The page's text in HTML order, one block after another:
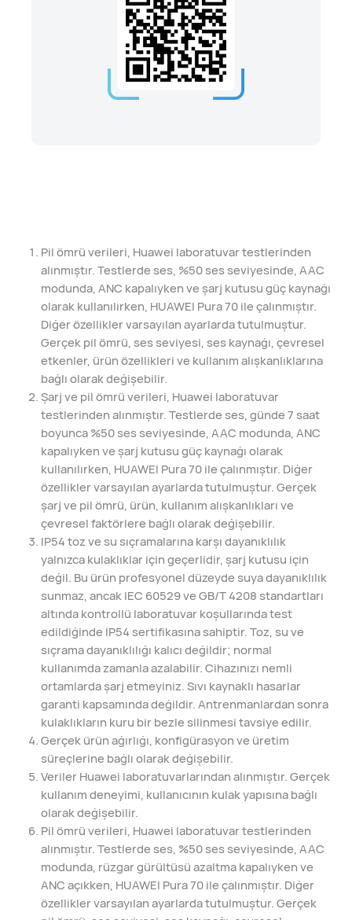
Pil ömrü verileri, Huawei laboratuvar testlerinden
alınmıştır. Testlerde ses, %50 ses seviyesinde, AAC
modunda, ANC kapalıyken ve şarj kutusu güç kaynağı
olarak kullanılırken, HUAWEI Pura 70 ile çalınmıştır.
Diğer özellikler varsayılan ayarlarda tutulmuştur.
Gerçek pil ömrü, ses seviyesi, ses kaynağı, çevresel
etkenler, ürün özellikleri ve kullanım alışkanlıklarına
bağlı olarak değişebilir.
Şarj ve pil ömrü verileri, Huawei laboratuvar
testlerinden alınmıştır. Testlerde ses, günde 7 saat
boyunca %50 ses seviyesinde, AAC modunda, ANC
kapalıyken ve şarj kutusu güç kaynağı olarak
kullanılırken, HUAWEI Pura 70 ile çalınmıştır. Diğer
özellikler varsayılan ayarlarda tutulmuştur. Gerçek
şarj ve pil ömrü, ürün, kullanım alışkanlıkları ve
çevresel faktörlere bağlı olarak değişebilir.
IP54 toz ve su sıçramalarına karşı dayanıklılık
yalnızca kulaklıklar için geçerlidir, şarj kutusu için
değil. Bu ürün profesyonel düzeyde suya dayanıklılık
sunmaz, ancak IEC 60529 ve GB/T 4208 standartları
altında kontrollü laboratuvar koşullarında test
edildiğinde IP54 sertifikasına sahiptir. Toz, su ve
sıçrama dayanıklılığı kalıcı değildir; normal
kullanımda zamanla azalabilir. Cihazınızı nemli
ortamlarda şarj etmeyiniz. Sıvı kaynaklı hasarlar
garanti kapsamında değildir. Antrenmanlardan sonra
kulaklıkların kuru bir bezle silinmesi tavsiye edilir.
Gerçek ürün ağırlığı, konfigürasyon ve üretim
süreçlerine bağlı olarak değişebilir.
Veriler Huawei laboratuvarlarından alınmıştır. Gerçek
kullanım deneyimi, kullanıcının kulak yapısına bağlı
olarak değişebilir.
Pil ömrü verileri, Huawei laboratuvar testlerinden
alınmıştır. Testlerde ses, %50 ses seviyesinde, AAC
modunda, rüzgar gürültüsü azaltma kapalıyken ve
ANC açıkken, HUAWEI Pura 70 ile çalınmıştır. Diğer
özellikler varsayılan ayarlarda tutulmuştur. Gerçek